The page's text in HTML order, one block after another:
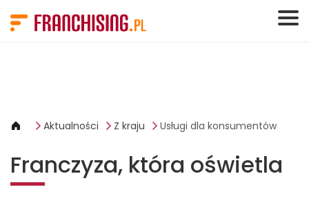
Aktualności Z kraju Usługi dla konsumentów
Franczyza, która oświetla